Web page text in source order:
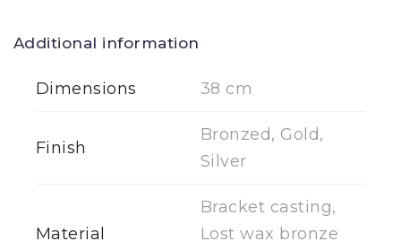
Additional information
Dimensions 38 cm
Finish
Bronzed, Gold,
Silver
Material
Bracket casting,
Lost wax bronze